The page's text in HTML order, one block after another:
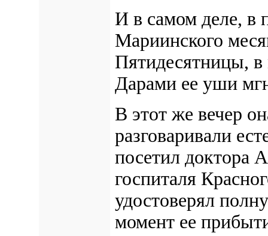
И в самом деле, в
Мариинского
Пятидесятницы,
Дарами ее уши
В этот же вечер
разговаривали
посетил доктора
госпиталя
удостоверял
момент ее